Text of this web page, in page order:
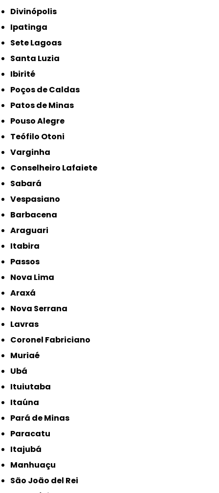
Divinópolis
Ipatinga
Sete Lagoas
Santa Luzia
Ibirité
Poços de Caldas
Patos de Minas
Pouso Alegre
Teófilo Otoni
Varginha
Conselheiro Lafaiete
Sabará
Vespasiano
Barbacena
Araguari
Itabira
Passos
Nova Lima
Araxá
Nova Serrana
Lavras
Coronel Fabriciano
Muriaé
Ubá
Ituiutaba
Itaúna
Pará de Minas
Paracatu
Itajubá
Manhuaçu
São João del Rei